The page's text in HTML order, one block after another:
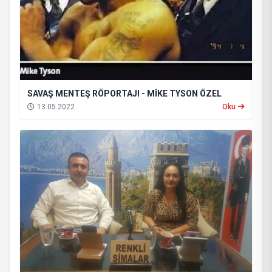
SAVAŞ MENTEŞ RÖPORTAJI - MİKE TYSON ÖZEL
13.05.2022 Oku